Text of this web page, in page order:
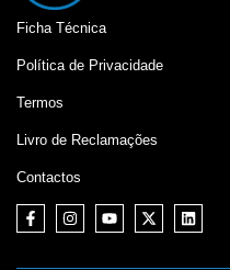
Ficha Técnica
Política de Privacidade
Termos
Livro de Reclamações
Contactos